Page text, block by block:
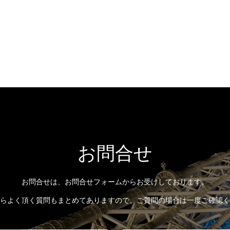
お問合せ
お問合せは、お問合せフォームからお受けしております。
よく頂く質問もまとめてありますので、ご質問の場合は一度ご確認